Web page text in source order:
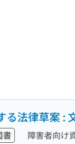
る法律草案 :
書 障害者向け